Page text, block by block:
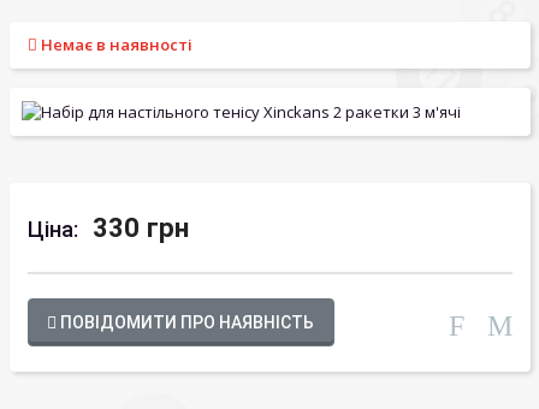
Немає в наявності
Ціна: 330 грн
ПОВІДОМИТИ ПРО НАЯВНІСТЬ